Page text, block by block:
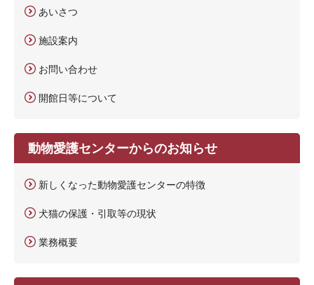
あいさつ
施設案内
お問い合わせ
開館日等について
動物愛護センターからのお知らせ
新しくなった動物愛護センターの特徴
犬猫の保護・引取等の現状
業務概要